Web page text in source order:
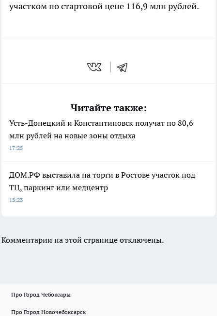
участком по стартовой цене 116,9 млн рублей.
Читайте также:
Усть-Донецкий и Константиновск получат по 80,6
млн рублей на новые зоны отдыха
17:25
ДОМ.РФ выставила на торги в Ростове участок под
ТЦ, паркинг или медцентр
15:23
Комментарии на этой странице отключены.
Про Город Чебоксары
Про Город Новочебоксарск